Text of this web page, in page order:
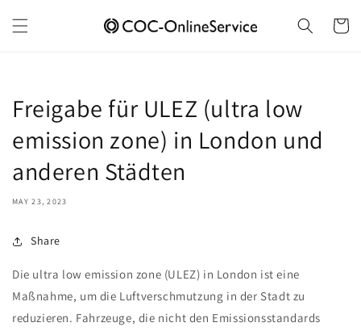
content
Cart
Freigabe für ULEZ (ultra low
emission zone) in London und
anderen Städten
MAY 23, 2023
Share
Die ultra low emission zone (ULEZ) in London ist eine
Maßnahme, um die Luftverschmutzung in der Stadt zu
reduzieren. Fahrzeuge, die nicht den Emissionsstandards